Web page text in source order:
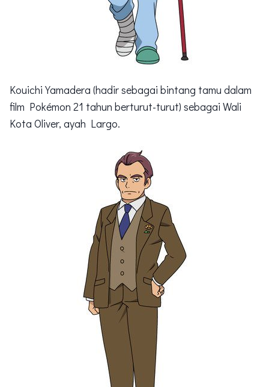
Kouichi Yamadera (hadir sebagai bintang tamu dalam
film Pokémon 21 tahun berturut-turut) sebagai Wali
Kota Oliver, ayah Largo.